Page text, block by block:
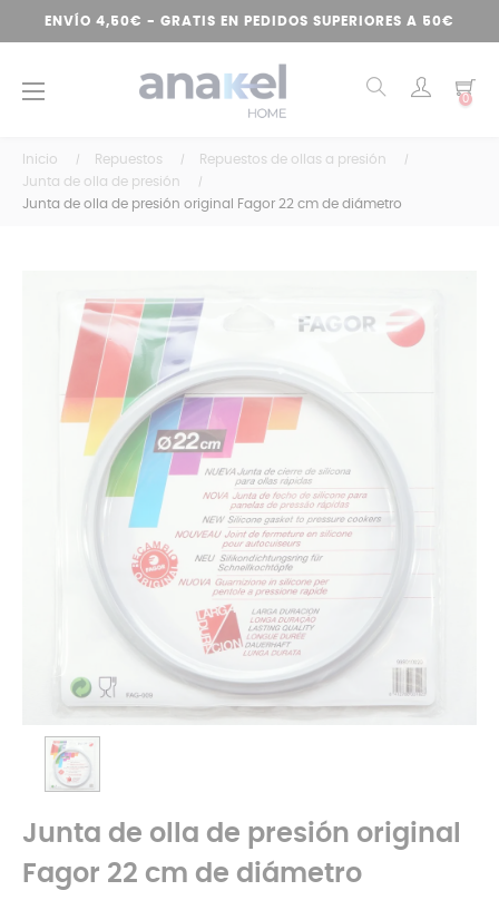
ENVÍO 4,50€ - GRATIS EN PEDIDOS SUPERIORES A 50€
Navegación
☰ 0
Inicio Repuestos
Repuestos de ollas a presión
Junta de olla de presión
Junta de olla de presión original Fagor 22 cm de diámetro
Junta de olla de presión original
Fagor 22 cm de diámetro